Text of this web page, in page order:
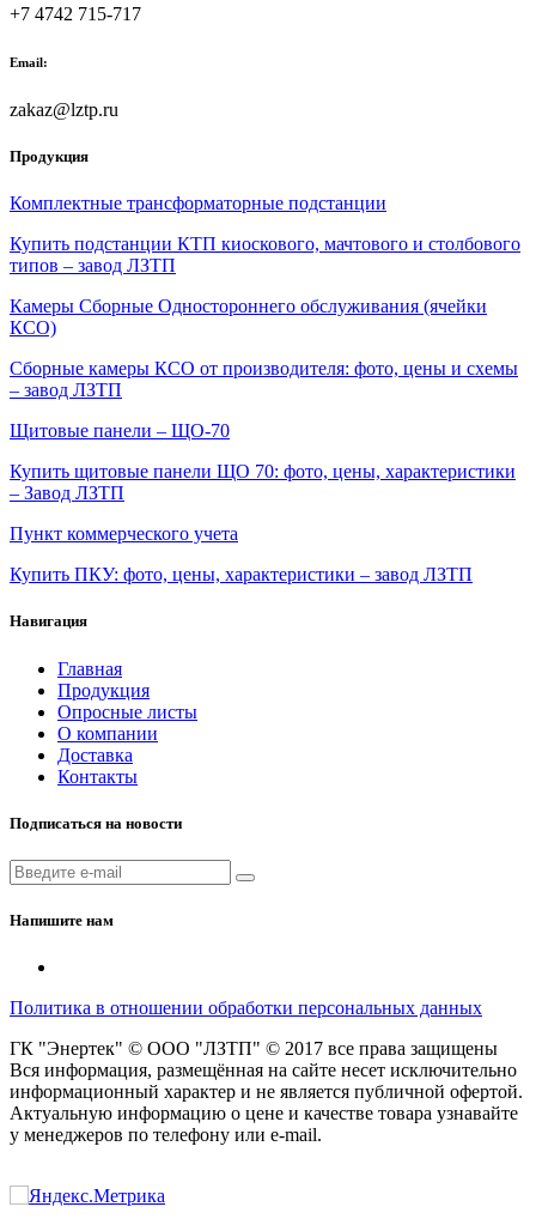
+7 4742 715-717
Email:
zakaz@lztp.ru
Продукция
Комплектные трансформаторные подстанции
Купить подстанции КТП киоскового, мачтового и столбового
типов – завод ЛЗТП
Камеры Сборные Одностороннего обслуживания (ячейки
КСО)
Сборные камеры КСО от производителя: фото, цены и схемы
– завод ЛЗТП
Щитовые панели – ЩО-70
Купить щитовые панели ЩО 70: фото, цены, характеристики
– Завод ЛЗТП
Пункт коммерческого учета
Купить ПКУ: фото, цены, характеристики – завод ЛЗТП
Навигация
Главная
Продукция
Опросные листы
О компании
Доставка
Контакты
Подписаться на новости
Напишите нам
Политика в отношении обработки персональных данных
ГК "Энертек" © ООО "ЛЗТП" © 2017 все права защищены
Вся информация, размещённая на сайте несет исключительно
информационный характер и не является публичной офертой.
Актуальную информацию о цене и качестве товара узнавайте
у менеджеров по телефону или e-mail.